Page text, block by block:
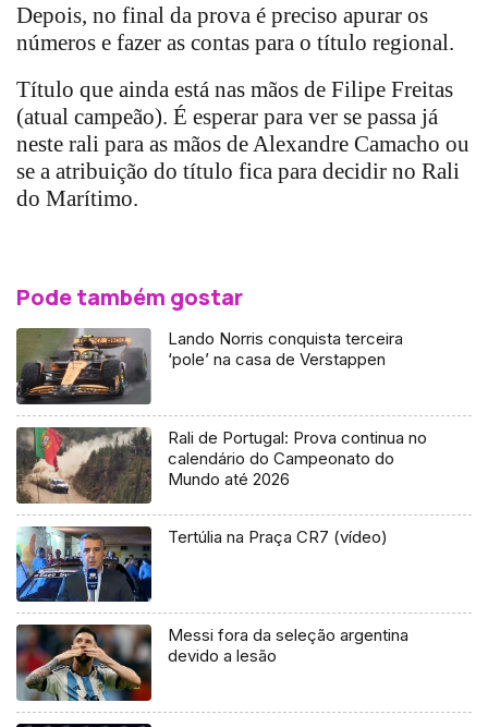
Depois, no final da prova é preciso apurar os
números e fazer as contas para o título regional.
Título que ainda está nas mãos de Filipe Freitas
(atual campeão). É esperar para ver se passa já
neste rali para as mãos de Alexandre Camacho ou
se a atribuição do título fica para decidir no Rali
do Marítimo.
Pode também gostar
Lando Norris conquista terceira
‘pole’ na casa de Verstappen
Rali de Portugal: Prova continua no
calendário do Campeonato do
Mundo até 2026
Tertúlia na Praça CR7 (vídeo)
Messi fora da seleção argentina
devido a lesão